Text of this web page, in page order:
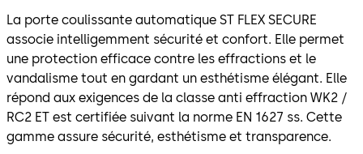
La porte coulissante automatique ST FLEX SECURE
associe intelligemment sécurité et confort. Elle permet
une protection efficace contre les effractions et le
vandalisme tout en gardant un esthétisme élégant. Elle
répond aux exigences de la classe anti effraction WK2 /
RC2 ET est certifiée suivant la norme EN 1627 ss. Cette
gamme assure sécurité, esthétisme et transparence.